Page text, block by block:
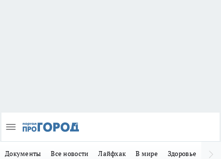
Документы Все новости Лайфхак В мире Здоровье